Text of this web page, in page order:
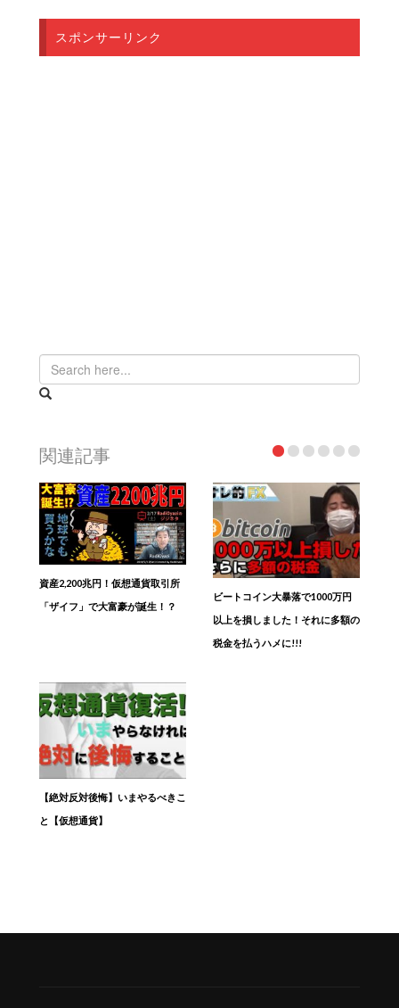
スポンサーリンク
関連記事
資産2,200兆円！仮想通貨取引所
「ザイフ」で大富豪が誕生！？
ビートコイン大暴落で1000万円
以上を損しました！それに多額の
税金を払うハメに!!!
【絶対反対後悔】いまやるべきこ
と【仮想通貨】